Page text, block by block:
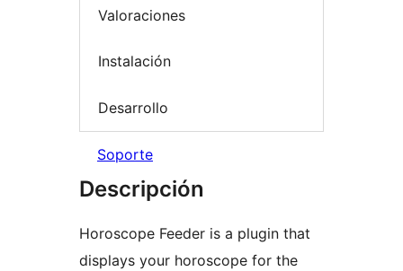
Valoraciones
Instalación
Desarrollo
Soporte
Descripción
Horoscope Feeder is a plugin that
displays your horoscope for the